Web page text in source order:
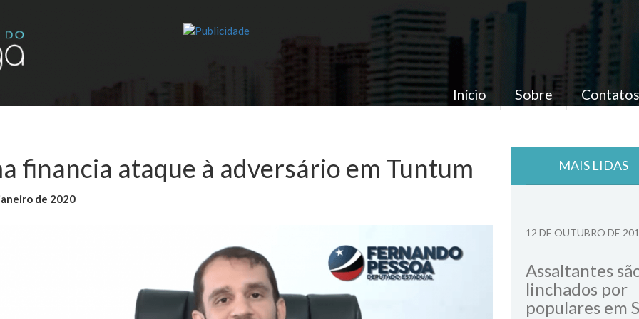
Início Sobre Contatos
financia ataque à adversário em Tuntum
de 2020
MAIS LIDAS
12 DE OUTUBRO DE
Assaltantes
linchados por
populares em